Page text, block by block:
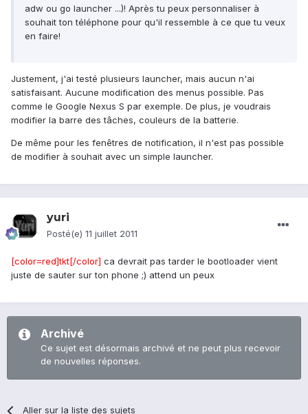
adw ou go launcher ...)! Après tu peux personnaliser à
souhait ton téléphone pour qu'il ressemble à ce que tu veux
en faire!
Justement, j'ai testé plusieurs launcher, mais aucun n'ai
satisfaisant. Aucune modification des menus possible. Pas
comme le Google Nexus S par exemple. De plus, je voudrais
modifier la barre des tâches, couleurs de la batterie.
De même pour les fenêtres de notification, il n'est pas possible
de modifier à souhait avec un simple launcher.
yuri
Posté(e) 11 juillet 2011
[color=red]tkt[/color] ca devrait pas tarder le bootloader vient
juste de sauter sur ton phone ;) attend un peux
Archivé
Ce sujet est désormais archivé et ne peut plus recevoir
de nouvelles réponses.
Aller sur la liste des sujets